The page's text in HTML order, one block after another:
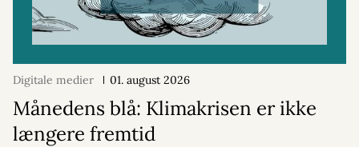
Digitale medier 01. august 2026
Månedens blå: Klimakrisen er ikke
længere fremtid